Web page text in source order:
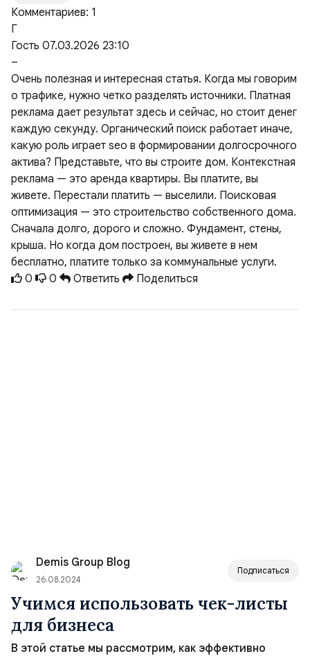
Комментариев: 1
Г
Гость 07.03.2026 23:10
–
Очень полезная и интересная статья. Когда мы говорим
о трафике, нужно четко разделять источники. Платная
реклама дает результат здесь и сейчас, но стоит денег
каждую секунду. Органический поиск работает иначе,
какую роль играет seo в формировании долгосрочного
актива? Представьте, что вы строите дом. Контекстная
реклама — это аренда квартиры. Вы платите, вы
живете. Перестали платить — выселили. Поисковая
оптимизация — это строительство собственного дома.
Сначала долго, дорого и сложно. Фундамент, стены,
крыша. Но когда дом построен, вы живете в нем
бесплатно, платите только за коммунальные услуги.
0
0 Ответить Поделиться
Demis Group Blog
26.08.2024
Подписаться
Учимся использовать чек-листы
для бизнеса
В этой статье мы рассмотрим, как эффективно